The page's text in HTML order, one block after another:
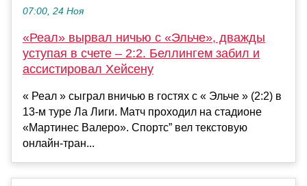
07:00, 24 Ноя
«Реал» вырвал ничью с «Эльче», дважды
уступая в счете – 2:2. Беллингем забил и
ассистировал Хейсену
« Реал » сыграл вничью в гостях с « Эльче » (2:2) в
13-м туре Ла Лиги. Матч проходил на стадионе
«Мартинес Валеро». Спортс” вел текстовую
онлайн-тран...